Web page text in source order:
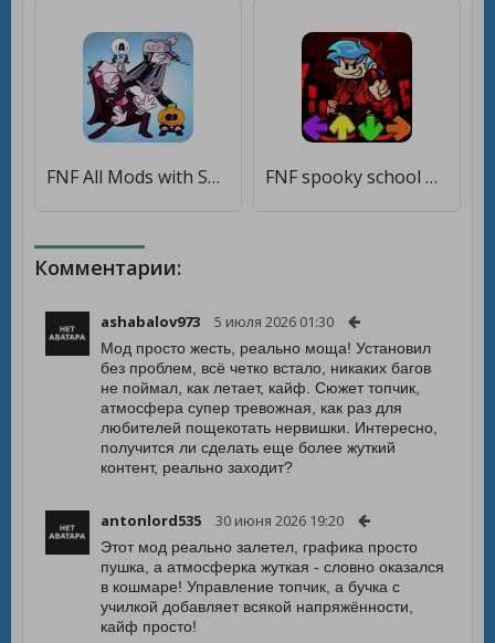
FNF All Mods with Spooky Dance [Мод меню] FNF spooky school music battle [Мод меню]
Комментарии:
ashabalov973 5 июля 2026 01:30
Мод просто жесть, реально моща! Установил
без проблем, всё четко встало, никаких багов
не поймал, как летает, кайф. Сюжет топчик,
атмосфера супер тревожная, как раз для
любителей пощекотать нервишки. Интересно,
получится ли сделать еще более жуткий
контент, реально заходит?
antonlord535 30 июня 2026 19:20
Этот мод реально залетел, графика просто
пушка, а атмосферка жуткая - словно оказался
в кошмаре! Управление топчик, а бучка с
училкой добавляет всякой напряжённости,
кайф просто!